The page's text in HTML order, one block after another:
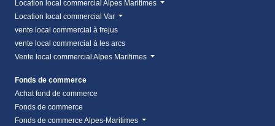
Location local commercial Alpes Maritimes
Location local commercial Var
vente local commercial à frejus
vente local commercial à les arcs
Vente local commercial Alpes Maritimes
Fonds de commerce
Achat fond de commerce
Fonds de commerce
Fonds de commerce Alpes-Maritimes